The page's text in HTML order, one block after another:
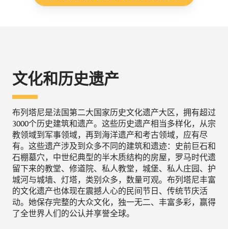
文化和历史遗产
布列塔尼是法国第二大国家历史文化遗产大区，拥有超过
3000个历史建筑和遗产。这些历史遗产相当多样化，从宗
教领域到军事领域，再到海洋遗产和考古领域，应有尽
有。这些遗产涉及到众多不同的建筑和遗迹：史前巨石和
石棚墓穴，中世纪典型的半木质结构的房屋，罗马时代遗
留下来的教堂、修道院、私人教堂，城堡、私人庄园、护
城河与城墙、灯塔，类别众多，数量可观。布列塔尼丰富
的文化遗产也体现在震撼人心的民间节日、传统节庆活
动。她保存完整的大众文化，独一无二、丰富多彩，赢得
了全世界人们的公认并享誉全球。